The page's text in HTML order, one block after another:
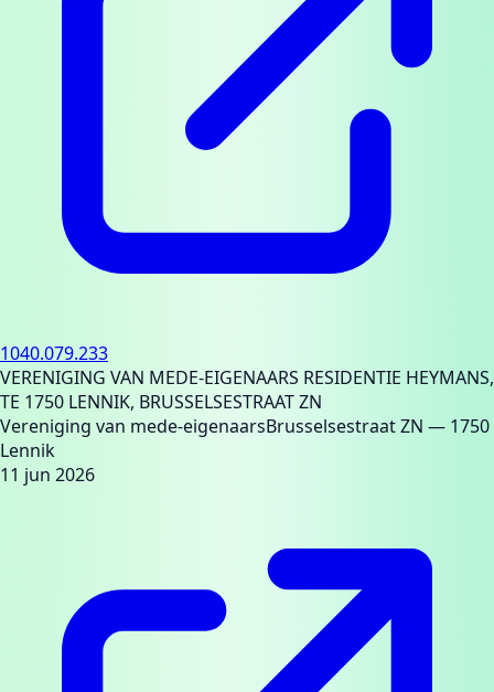
1040.079.233
VERENIGING VAN MEDE-EIGENAARS RESIDENTIE HEYMANS,
TE 1750 LENNIK, BRUSSELSESTRAAT ZN
Vereniging van mede-eigenaarsBrusselsestraat ZN — 1750
Lennik
11 jun 2026